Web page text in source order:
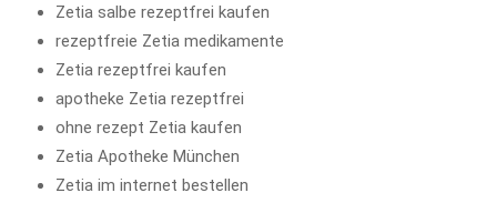
Zetia salbe rezeptfrei kaufen
rezeptfreie Zetia medikamente
Zetia rezeptfrei kaufen
apotheke Zetia rezeptfrei
ohne rezept Zetia kaufen
Zetia Apotheke München
Zetia im internet bestellen